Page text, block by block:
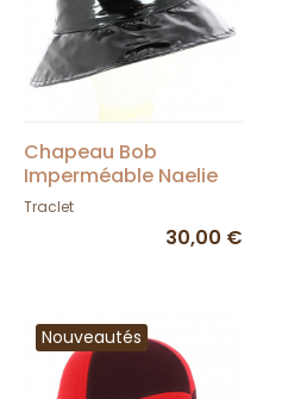
Chapeau Bob
Imperméable Naelie
Noir - Traclet
Traclet
30,00 €
Nouveautés